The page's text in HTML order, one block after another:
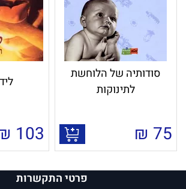
סודותיה של הלוחשת
לתינוקות
75
₪
103
פרטי התקשרות